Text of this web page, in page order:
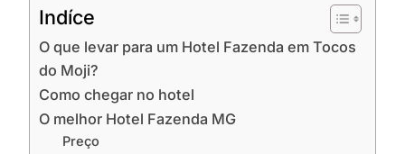
Indíce
O que levar para um Hotel Fazenda em Tocos
do Moji?
Como chegar no hotel
O melhor Hotel Fazenda MG
Preço